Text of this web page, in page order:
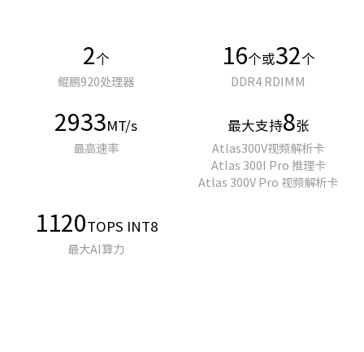
2 个
鲲鹏920处理器
16个或32 个
DDR4 RDIMM
2933MT/s
最高速率
最大支持8张
Atlas300V视频解析卡
Atlas 300I Pro 推理卡
Atlas 300V Pro 视频解析卡
1120TOPS INT8
最大AI算力